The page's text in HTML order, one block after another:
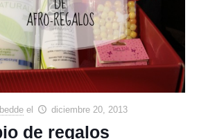
el diciembre 20, 2013
de regalos